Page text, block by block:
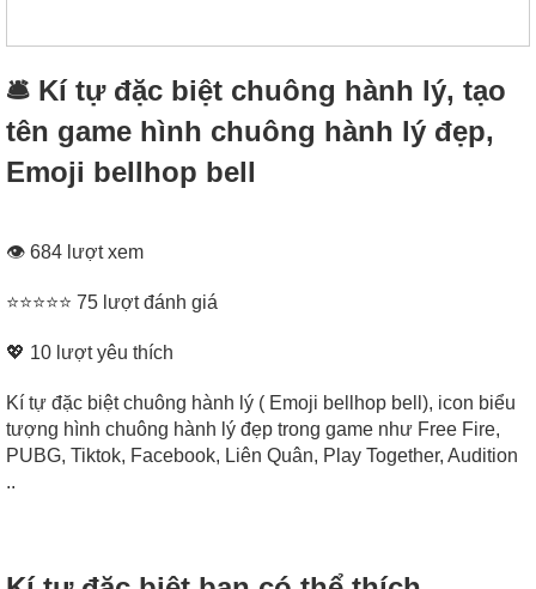
🛎 Kí tự đặc biệt chuông hành lý, tạo
tên game hình chuông hành lý đẹp,
Emoji bellhop bell
👁 684 lượt xem
⭐⭐⭐⭐⭐ 75 lượt đánh giá
💖 10 lượt yêu thích
Kí tự đặc biệt chuông hành lý ( Emoji bellhop bell), icon biểu
tượng hình chuông hành lý đẹp trong game như Free Fire,
PUBG, Tiktok, Facebook, Liên Quân, Play Together, Audition
..